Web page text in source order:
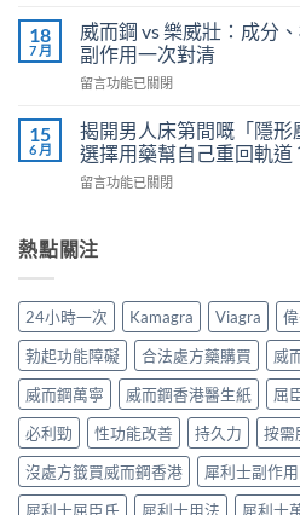
泌
尿
醫
教
你
安
效
改
早
洩〉
中
軟
掉？
Kamagra
液
威
而
使
得
全
全
解
析〉
中
而
鋼
正
確
用
7
步
＋
副
效
多
數
係
食
唔
對，
副
18
7 月
威而鋼 vs 樂威壯：成分
副作用一次對清
在
而
鋼
vs
樂
成
制、
用
法、
持
續
時
間、
副
作
用
留言功能已關閉
15
6 月
揭開男人床第間嘅「隱
選擇用藥幫自己重回軌道
在
男
人
第
嘅
「隱
形
壓
力」：
點
解
愈
嚟
留言功能已關閉
熱點關注
24小時一次 Kamagra Viagra
勃起功能障礙
合法處方藥購買 威
威而鋼萬寧
威而鋼香港醫生紙 屈
必利勁
性功能改善 持久力 按需
沒處方籤買威而鋼香港
犀利士副作用
犀利士屈臣氏
犀利士用法 犀利士